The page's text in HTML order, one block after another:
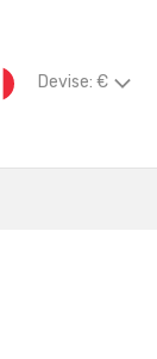
Devise: €